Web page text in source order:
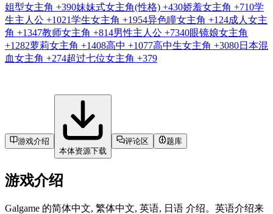
姐型女主角 +390妹妹式女主角(性格) +430娇羞女主角 +710学
生主人公 +1021学生女主角 +1954异色瞳女主角 +124成人女主
角 +1347教师女主角 +814男性主人公 +7340眼镜娘女主角
+1282萝莉女主角 +1408高中 +1077高中生女主角 +3080日本混
血女主角 +274超过七位女主角 +379
游戏介绍
本体资源下载
评论区 题库
游戏介绍
Galgame 的简体中文, 繁体中文, 英语, 日语 介绍。英语介绍来